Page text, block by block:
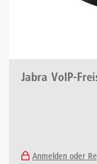
Jabra VoIP-
Anmelden oder